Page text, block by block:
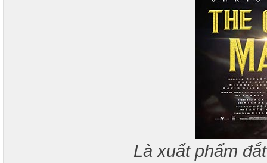
Là xuất phẩm